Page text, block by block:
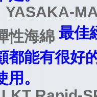
YASAKA-
性海綿 最佳
都能有很好
用。